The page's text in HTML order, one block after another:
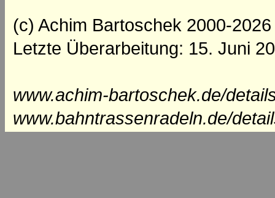
(c) Achim Bartoschek 2000-2026
Letzte Überarbeitung: 15. Juni
www.achim-bartoschek.de/
www.bahntrassenradeln.de/